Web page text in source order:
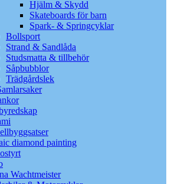
Hjälm & Skydd
Skateboards för barn
Spark- & Springcyklar
Bollsport
Strand & Sandlåda
Studsmatta & tillbehör
Såpbubblor
Trädgårdslek
diamond painting
Wachtmeister